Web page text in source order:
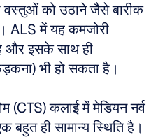
वस्तुओं को उठाने जैसे बारीक
ALS में यह कमजोरी
और इसके साथ ही
भी हो सकता है।
(CTS) कलाई में मेडियन नर्व
बहुत ही सामान्य स्थिति है।